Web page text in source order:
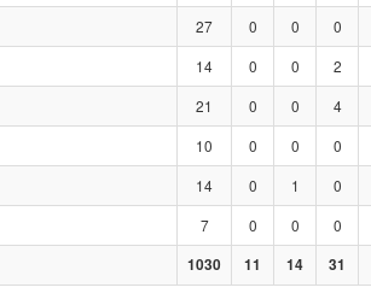
27 0 0 0
14 0 0 2
21 0 0 4
10 0 0 0
14 0 1 0
7 0 0 0
1030 11 14 31